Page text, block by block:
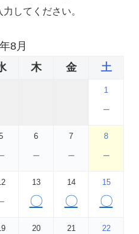
してください。
8月
木 金 土
1
－
6
－
7
－
8
－
13
〇
14
〇
15
〇
20 21 22